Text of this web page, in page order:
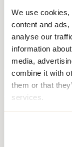
We use
content and
analyse our
information
media,
combine it with
them or that
services.
Postadress:
Box 3020, 103 61
Våra tjänster
Äldreboende